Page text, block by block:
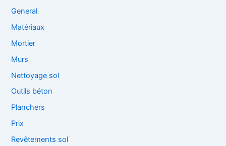
General
Matériaux
Mortier
Murs
Nettoyage sol
Outils béton
Planchers
Prix
Revêtements sol